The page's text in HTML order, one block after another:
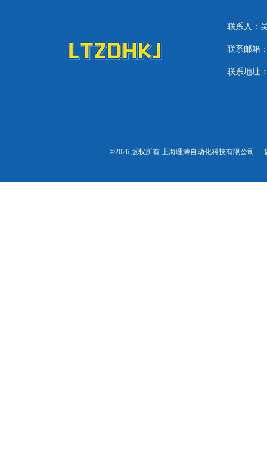
联系人：
联系邮箱
联系地址
©2026 版权所有 上海理涛自动化科技有限公司